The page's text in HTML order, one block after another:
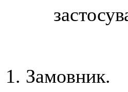
1. Замовник.